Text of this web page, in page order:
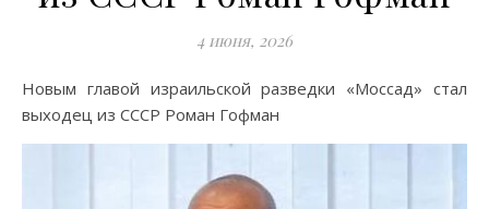
4 июня, 2026
Новым главой израильской разведки «Моссад» стал
выходец из СССР Роман Гофман